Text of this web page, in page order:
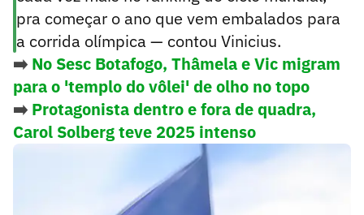
pra começar o ano que vem embalados para
a corrida olímpica — contou Vinicius.
➡️ No Sesc Botafogo, Thâmela e Vic migram
para o 'templo do vôlei' de olho no topo
➡️ Protagonista dentro e fora de quadra,
Carol Solberg teve 2025 intenso